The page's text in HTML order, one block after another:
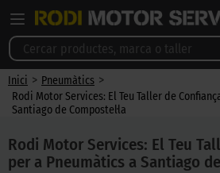
Inici > Pneumàtics >
Rodi Motor Services: El Teu Taller de
Santiago de Compostel·la
Rodi Motor Services: El Teu
per a Pneumàtics a Santiago